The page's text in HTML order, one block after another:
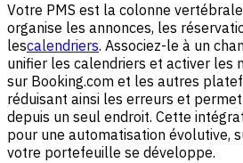
Votre PMS est la colonne
organise les annonces, les
lescalendriers. Associez-le à un
unifier les calendriers et activer les
sur Booking.com et les autres
réduisant ainsi les erreurs et
depuis un seul endroit. Cette
pour une automatisation évolutive,
votre portefeuille se développe.